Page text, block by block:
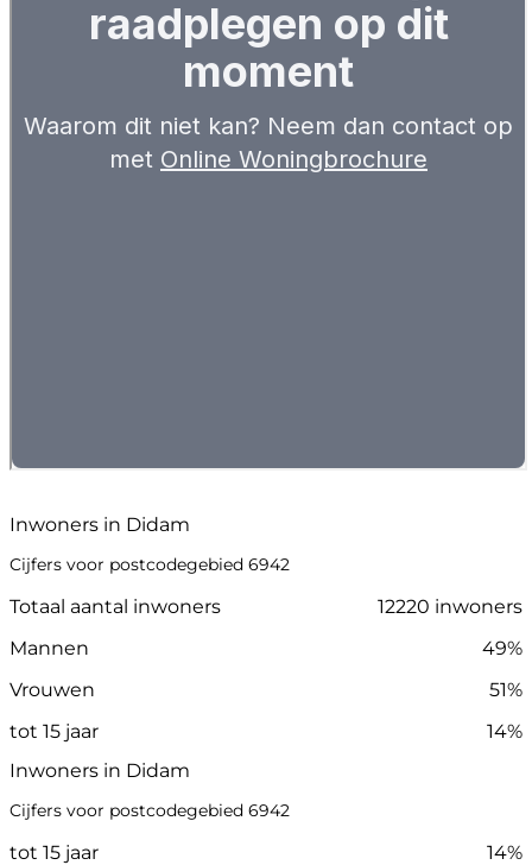
Inwoners in Didam
Cijfers voor postcodegebied 6942
Totaal aantal inwoners
12220 inwoners
Mannen
49%
Vrouwen
51%
tot 15 jaar
14%
Inwoners in Didam
Cijfers voor postcodegebied 6942
tot 15 jaar
14%